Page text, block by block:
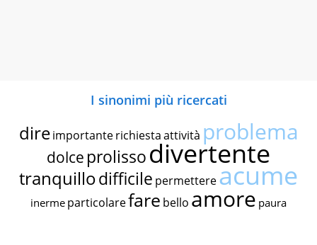
I sinonimi più ricercati
dire importante richiestaattività problema
dolce prolissodivertente
tranquillodifficile permettereacume
inerme particolarefare bello amore paura